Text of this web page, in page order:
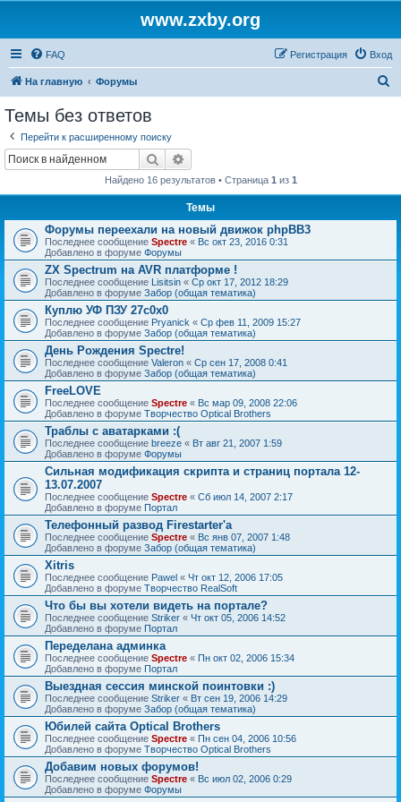
www.zxby.org
FAQ Вход
Регистрация
На главную Форумы
Темы без ответов
Перейти к расширенному поиску
Поиск
Найдено 16 результатов • Страница 1 из 1
Темы
Форумы переехали на новый движок phpBB3
Последнее сообщение Spectre « Вс окт 23, 2016 0:31
Добавлено в форуме Форумы
ZX Spectrum на AVR платформе !
Последнее сообщение Lisitsin « Ср окт 17, 2012 18:29
Добавлено в форуме Забор (общая тематика)
Куплю УФ ПЗУ 27с0х0
Последнее сообщение Pryanick « Ср фев 11, 2009 15:27
Добавлено в форуме Забор (общая тематика)
День Рождения Spectre!
Последнее сообщение Valeron « Ср сен 17, 2008 0:41
Добавлено в форуме Забор (общая тематика)
FreeLOVE
Последнее сообщение Spectre « Вс мар 09, 2008 22:06
Добавлено в форуме Творчество Optical Brothers
Траблы с аватарками :(
Последнее сообщение breeze « Вт авг 21, 2007 1:59
Добавлено в форуме Форумы
Сильная модификация скрипта и страниц портала 12-
13.07.2007
Последнее сообщение Spectre « Сб июл 14, 2007 2:17
Добавлено в форуме Портал
Телефонный развод Firestarter'а
Последнее сообщение Spectre « Вс янв 07, 2007 1:48
Добавлено в форуме Забор (общая тематика)
Xitris
Последнее сообщение Pawel « Чт окт 12, 2006 17:05
Добавлено в форуме Творчество RealSoft
Что бы вы хотели видеть на портале?
Последнее сообщение Striker « Чт окт 05, 2006 14:52
Добавлено в форуме Портал
Переделана админка
Последнее сообщение Spectre « Пн окт 02, 2006 15:34
Добавлено в форуме Портал
Выездная сессия минской поинтовки :)
Последнее сообщение Striker « Вт сен 19, 2006 14:29
Добавлено в форуме Забор (общая тематика)
Юбилей сайта Optical Brothers
Последнее сообщение Spectre « Пн сен 04, 2006 10:56
Добавлено в форуме Творчество Optical Brothers
Добавим новых форумов!
Последнее сообщение Spectre « Вс июл 02, 2006 0:29
Добавлено в форуме Форумы